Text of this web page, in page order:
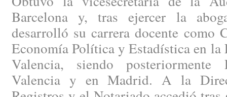
Barcelona y, tras ejercer la
desarrolló su carrera docente como
Economía Política y Estadística en la
Valencia, siendo
Valencia y en Madrid. A la